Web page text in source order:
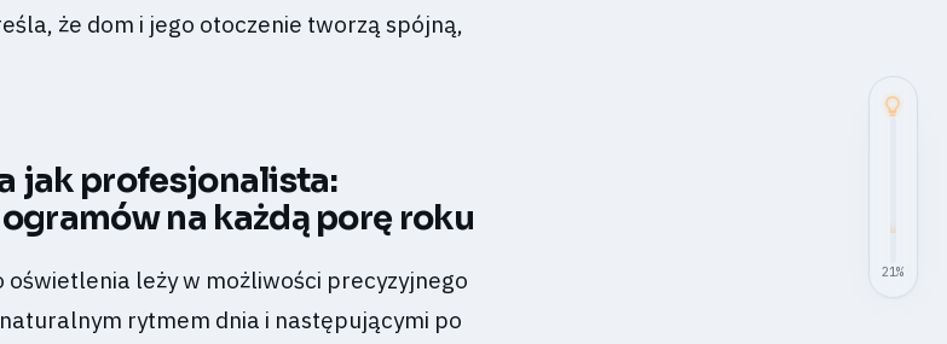
21%
że dom i jego otoczenie tworzą spójną,
jak profesjonalista:
na każdą porę roku
leży w możliwości precyzyjnego
rytmem dnia i następującymi po